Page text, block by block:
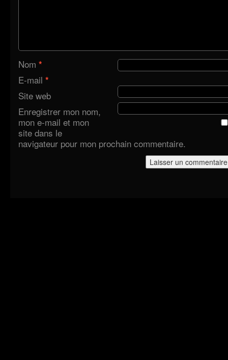
Nom *
E-mail *
Site web
Enregistrer mon nom,
mon e-mail et mon
site dans le
navigateur pour mon prochain commentaire.